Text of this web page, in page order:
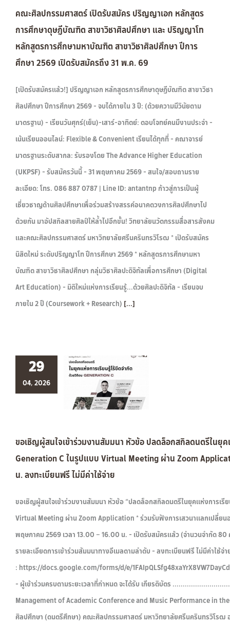
คณะศิลปกรรมศาสตร์ เปิดรับสมัคร ปริญญาเอก หลักสูตร
การศึกษาดุษฎีบัณฑิต สาขาวิชาศิลปศึกษา และ ปริญญาโท
หลักสูตรการศึกษามหาบัณฑิต สาขาวิชาศิลปศึกษา ปีการ
ศึกษา 2569 เปิดรับสมัครถึง 31 พ.ค. 69
[เปิดรับสมัครแล้ว!] ปริญญาเอก หลักสูตรการศึกษาดุษฎีบัณฑิต สาขาวิชา
ศิลปศึกษา ปีการศึกษา 2569 - จบได้ภายใน 3 ปี: (ด้วยความมีวินัยตาม
มาตรฐาน) - เรียนวันศุกร์(เย็น)-เสาร์-อาทิตย์: ตอบโจทย์คนมีงานประจำ -
เน้นเรียนออนไลน์: Flexible & Convenient เรียนได้ทุกที่ - คณาจารย์
มาตรฐานระดับสากล: รับรองโดย The Advance Higher Education
(UKPSF) - รับสมัครวันนี้ - 31 พฤษภาคม 2569 - สนใจ/สอบถามราย
ละเอียด: โทร. 086 887 0787 | Line ID: antantnp ก้าวสู่การเป็นผู้
เชี่ยวชาญด้านศิลปศึกษาเพื่อร่วมสร้างสรรค์อนาคตวงการศิลปศึกษาไป
ด้วยกัน มาอัปสกิลสายศิลป์ให้ล้ำไปอีกขั้น! วิทยาลัยนวัตกรรมสื่อสารสังคม
และคณะศิลปกรรมศาสตร์ มหาวิทยาลัยศรีนครินทรวิโรฒ * เปิดรับสมัคร
นิสิตใหม่ ระดับปริญญาโท ปีการศึกษา 2569 * หลักสูตรการศึกษามหา
บัณฑิต สาขาวิชาศิลปศึกษา กลุ่มวิชาศิลปะดิจิทัลเพื่อการศึกษา (Digital
Art Education) - มิติใหม่แห่งการเรียนรู้...ด้วยศิลปะดิจิทัล - เรียนจบ
ภายใน 2 ปี (Coursework + Research) [...]
29
04, 2026
ขอเชิญผู้สนใจเข้าร่วมงานสัมมนา หัวข้อ ปลดล็อกสกิลดนตรีในยุ
Generation C ในรูปแบบ Virtual Meeting ผ่าน Zoom
น. ลงทะเบียนฟรี ไม่มีค่าใช้จ่าย
ขอเชิญผู้สนใจเข้าร่วมงานสัมมนา หัวข้อ “ปลดล็อกสกิลดนตรีในยุคแห่งการเรี
Virtual Meeting ผ่าน Zoom Application * ร่วมรับฟังการเสวนาแลกเปลี่ย
พฤษภาคม 2569 เวลา 13.00 – 16.00 น. - เปิดรับสมัครแล้ว (จำนวนจำกัด
รายละเอียดการเข้าร่วมสัมมนาทางอีเมลตามลำดับ - ลงทะเบียนฟรี ไม่มีค่าใช้จ่
: https://docs.google.com/forms/d/e/
- ผู้เข้าร่วมครบตามระยะเวลาที่กำหนด จะได้รับ เกียรติบัตร
Management of Academic Conference and Music Performance in
ศิลปศึกษา (ดนตรีศึกษา) คณะศิลปกรรมศาสตร์ มหาวิทยาลัยศรีนครินทรวิโรฒ